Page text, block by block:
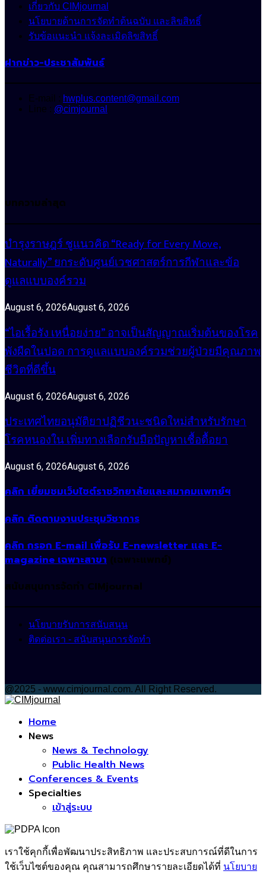
เกี่ยวกับ CIMjournal
นโยบายด้านการจัดทำต้นฉบับ และลิขสิทธิ์
รับข้อแนะนำ แจ้งละเมิดลิขสิทธิ์
ฝากข่าว-ประชาสัมพันธ์
E-mail : hwplus.content@gmail.com
Line : @cimjournal
บทความล่าสุด
บำรุงราษฎร์ ชูแนวคิด “Ready for Every Move,
Naturally” ยกระดับศูนย์เวชศาสตร์การกีฬาและข้อ
ดูแลแบบองค์รวม
August 6, 2026August 6, 2026
“ไอเรื้อรัง เหนื่อยง่าย” อาจเป็นสัญญาณเริ่มต้นของโรค
พังผืดในปอด การดูแลแบบองค์รวมช่วยผู้ป่วยมีคุณภาพ
ชีวิตที่ดีขึ้น
August 6, 2026August 6, 2026
ประเทศไทยอนุมัติยาปฏิชีวนะชนิดใหม่สำหรับรักษา
โรคหนองใน เพิ่มทางเลือกรับมือปัญหาเชื้อดื้อยา
August 6, 2026August 6, 2026
คลิก เยี่ยมชมเว็บไซต์ราชวิทยาลัยและสมาคมแพทย์ฯ
คลิก ติดตามงานประชุมวิชาการ
คลิก กรอก E-mail เพื่อรับ E-newsletter และ E-
magazine เฉพาะสาขา (เฉพาะแพทย์)
สนับสนุนการจัดทำ CIMjournal
นโยบายรับการสนับสนุน
ติดต่อเรา - สนับสนุนการจัดทำ
@2025 - www.cimjournal.com. All Right Reserved.
Home
News
News & Technology
Public Health News
Conferences & Events
Specialties
เข้าสู่ระบบ
เราใช้คุกกี้เพื่อพัฒนาประสิทธิภาพ และประสบการณ์ที่ดีในการ
ใช้เว็บไซต์ของคุณ คุณสามารถศึกษารายละเอียดได้ที่ นโยบาย